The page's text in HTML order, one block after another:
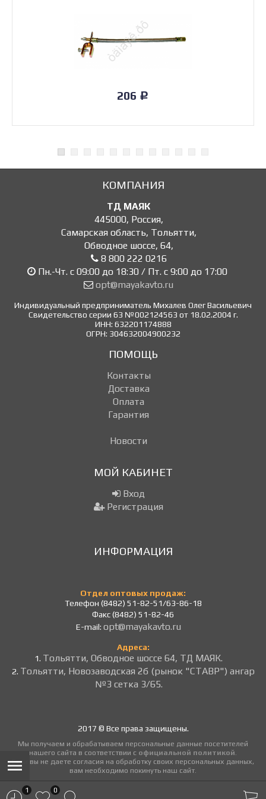
206 Р
КОМПАНИЯ
ТД МАЯК
445000, Россия,
Самарская область, Тольятти,
Обводное шоссе, 64,
8 800 222 0216
Пн.-Чт. с 09:00 до 18:30 / Пт. с 9:00 до 17:00
opt@mayakavto.ru
Индивидуальный предприниматель Михалев Олег Васильевич
Свидетельство серии 63 №002124563 от 18.02.2004 г.
ИНН: 632201174888
ОГРН: 304632004900232
ПОМОЩЬ
Контакты
Доставка
Оплата
Гарантия
Новости
МОЙ КАБИНЕТ
Вход
Регистрация
ИНФОРМАЦИЯ
Отдел оптовых продаж:
Телефон (8482) 51-82-51/63-86-18
Факс (8482) 51-82-46
E-mail: opt@mayakavto.ru
Адреса:
1. Тольятти, Обводное шоссе 64, ТД МАЯК.
2. Тольятти, Новозаводская 2б (рынок "СТАВР") ангар
№3 сетка 3/65.
2017 © Все права защищены.
Мы получаем и обрабатываем персональные данные посетителей
нашего сайта в соответствии с официальной политикой.
Если вы не даете согласия на обработку своих персональных данных,
вам необходимо покинуть наш сайт.
1 0